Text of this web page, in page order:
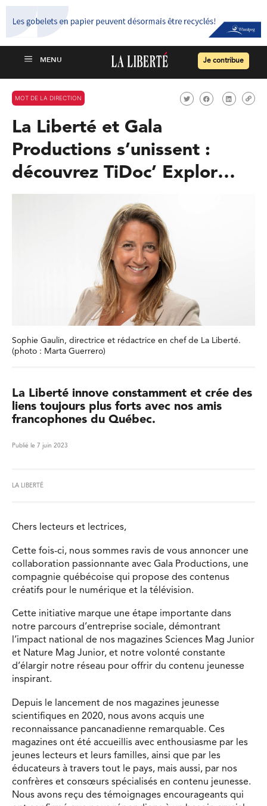
Je contribue
MOT DE LA DIRECTION
La Liberté et Gala
Productions s’unissent :
découvrez TiDoc’ Explor…
Sophie Gaulin, directrice et rédactrice en chef de La Liberté.
(photo : Marta Guerrero)
La Liberté innove constamment et crée des
liens toujours plus forts avec nos amis
francophones du Québec.
Publié le 7 juin 2023
LA LIBERTÉ
Chers lecteurs et lectrices,
Cette fois-ci, nous sommes ravis de vous annoncer une
collaboration passionnante avec Gala Productions, une
compagnie québécoise qui propose des contenus
créatifs pour le numérique et la télévision.
Cette initiative marque une étape importante dans
notre parcours d’entreprise sociale, démontrant
l’impact national de nos magazines Sciences Mag Junior
et Nature Mag Junior, et notre volonté constante
d’élargir notre réseau pour offrir du contenu jeunesse
inspirant.
Depuis le lancement de nos magazines jeunesse
scientifiques en 2020, nous avons acquis une
reconnaissance pancanadienne remarquable. Ces
magazines ont été accueillis avec enthousiasme par les
jeunes lecteurs et leurs familles, ainsi que par les
éducateurs à travers tout le pays, mais aussi, par nos
confrères et consœurs spécialisés en contenu jeunesse.
Nous avons reçu des témoignages encourageants qui